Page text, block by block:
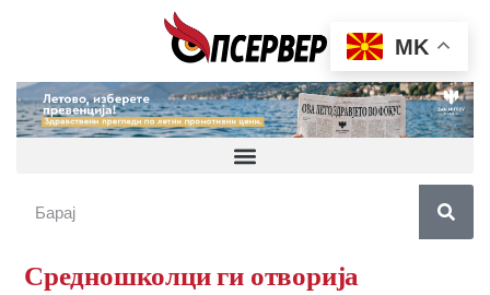
Средношколци ги отворија
MK